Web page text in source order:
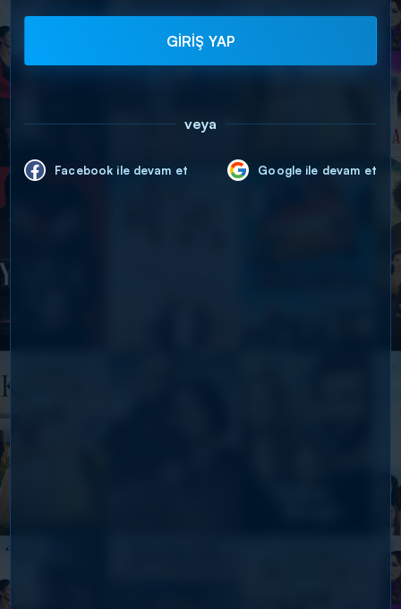
GİRİŞ YAP
veya
Facebook ile devam et Google ile devam et